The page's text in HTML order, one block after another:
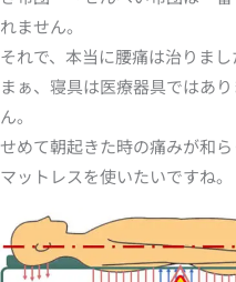
れません。
それで、本当に腰痛は治りまし
まぁ、寝具は医療器具ではあ
ん。
せめて朝起きた時の痛みが和
マットレスを使いたいですね。